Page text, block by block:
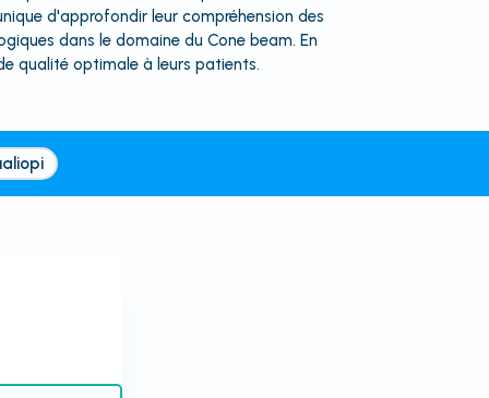
d'approfondir leur compréhension des
dans le domaine du Cone beam. En
qualité optimale à leurs patients.